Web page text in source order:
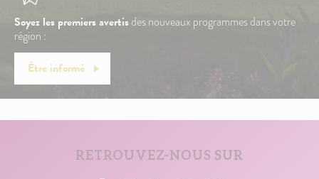
Soyez les premiers avertisdes nouveaux programmes dans votre
région :
Être informé
RETROUVEZ-NOUS SUR